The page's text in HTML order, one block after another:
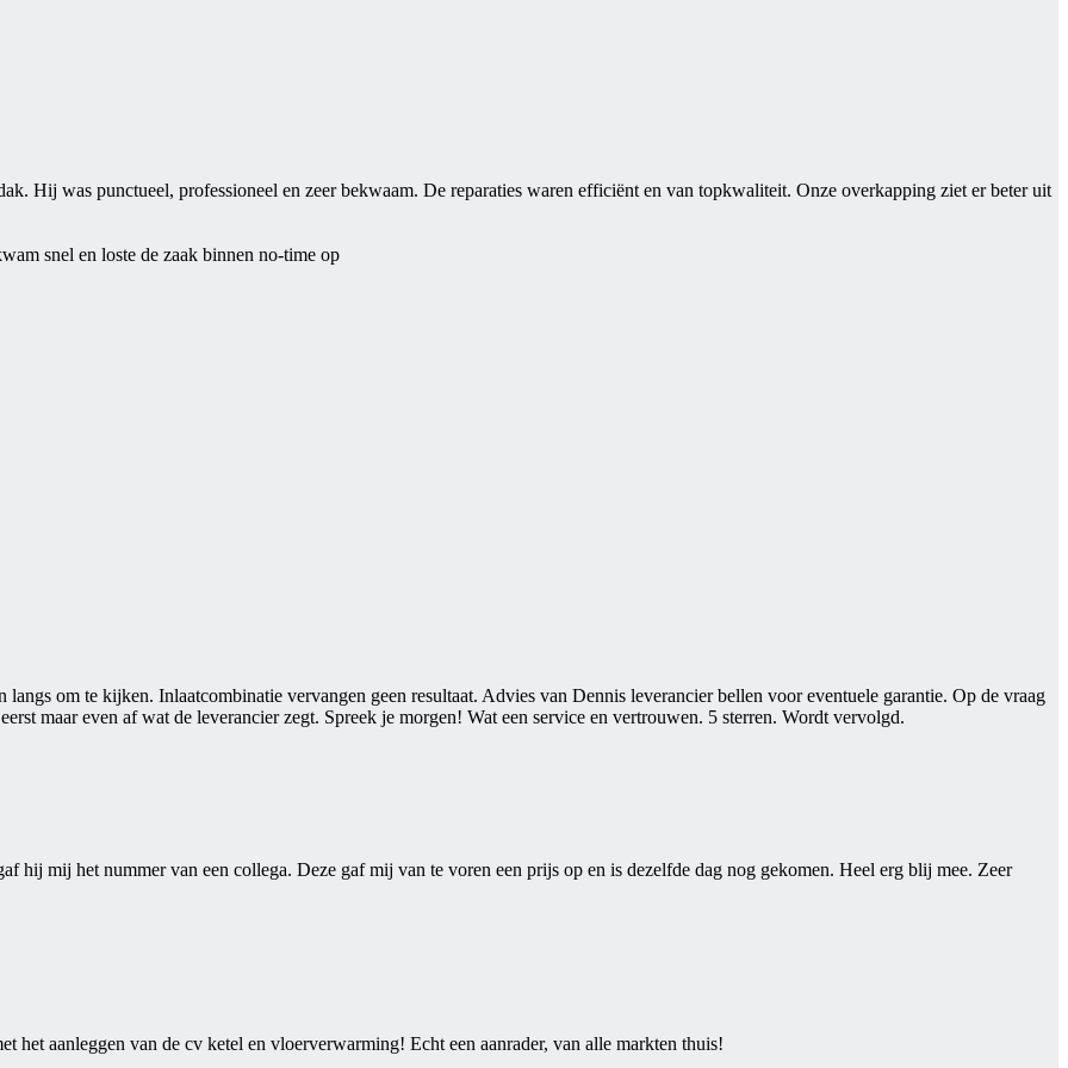
Hij was punctueel, professioneel en zeer bekwaam. De reparaties waren efficiënt en van topkwaliteit. Onze overkapping ziet er beter uit
snel en loste de zaak binnen no-time op
om te kijken. Inlaatcombinatie vervangen geen resultaat. Advies van Dennis leverancier bellen voor eventuele garantie. Op de vraag
maar even af wat de leverancier zegt. Spreek je morgen! Wat een service en vertrouwen. 5 sterren. Wordt vervolgd.
hij mij het nummer van een collega. Deze gaf mij van te voren een prijs op en is dezelfde dag nog gekomen. Heel erg blij mee. Zeer
het aanleggen van de cv ketel en vloerverwarming! Echt een aanrader, van alle markten thuis!